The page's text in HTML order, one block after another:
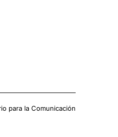
para la Comunicación